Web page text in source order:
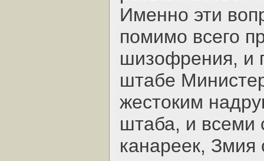
Именно эти
помимо всего
шизофрения, и
штабе
жестоким
штаба, и всеми
канареек, Змия